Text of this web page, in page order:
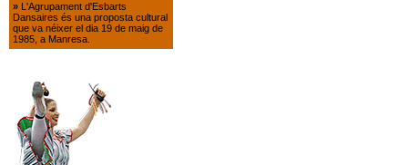
» L'Agrupament d'Esbarts
Dansaires és una proposta cultural
que va néixer el dia 19 de maig de
1985, a Manresa.